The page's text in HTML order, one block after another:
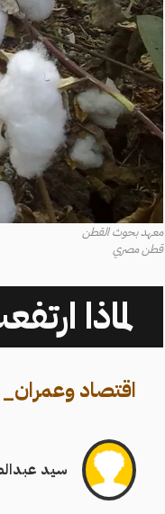
معهد بحوث القطن
قطن مصري
لماذا
اقتصاد وعمران_
سيد